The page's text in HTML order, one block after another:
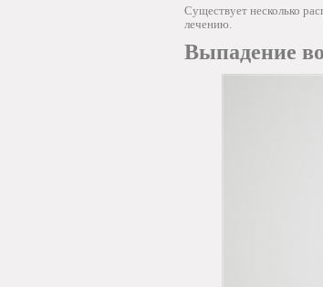
Существует несколько
лечению.
Выпадение